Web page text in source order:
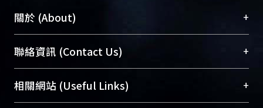
關於 (About) +
臺大位居世界頂尖大學之列，為永久珍藏及向國際
展現本校豐碩的研究成果及學術能量，圖書館整合
機構典藏（NTUR）與學術庫（AH）不同功能平
台，成為臺大學術典藏NTU scholars。期能整合研
聯絡資訊 (Contact Us) +
總館學科館員(Main Library)
醫學圖書館學科館員(Medical Library)
相關網站 (Useful Links) +